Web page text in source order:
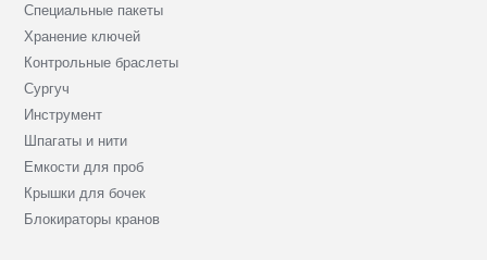
Специальные пакеты
Хранение ключей
Контрольные браслеты
Сургуч
Инструмент
Шпагаты и нити
Емкости для проб
Крышки для бочек
Блокираторы кранов